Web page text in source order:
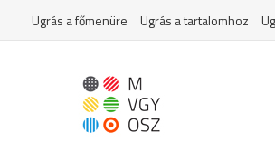
Ugrás a főmenüre Ugrás a tartalomhoz